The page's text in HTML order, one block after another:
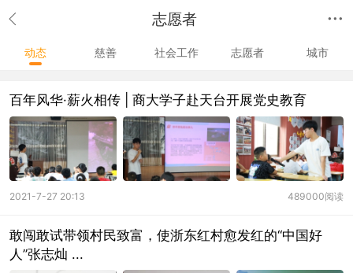
志愿者
动态 慈善 社会工作 志愿者 城市
百年风华·薪火相传 | 商大学子赴天台开展党史教育
489000阅读
2021-7-27 20:13
敢闯敢试带领村民致富，使浙东红村愈发红的“中国好
人”张志灿 ...